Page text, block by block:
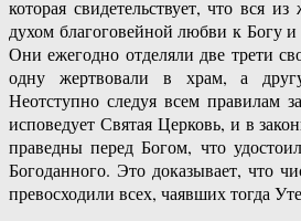
которая свидетельствует, что вся
духом благоговейной любви к Богу
Они ежегодно отделяли две трети
одну жертвовали в храм, а
Неотступно следуя всем правилам
исповедует Святая Церковь, и в
праведны перед Богом, что
Богоданного. Это доказывает, что
превосходили всех, чаявших тогда